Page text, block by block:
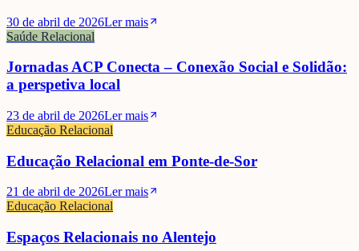
30 de abril de 2026Ler mais
Saúde Relacional
Jornadas ACP Conecta – Conexão Social e Solidão:
a perspetiva local
23 de abril de 2026Ler mais
Educação Relacional
Educação Relacional em Ponte-de-Sor
21 de abril de 2026Ler mais
Educação Relacional
Espaços Relacionais no Alentejo